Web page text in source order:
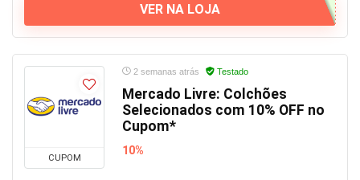
VER NA LOJA
CUPOM
2 semanas atrás Testado
Mercado Livre: Colchões
Selecionados com 10% OFF no
Cupom*
10%